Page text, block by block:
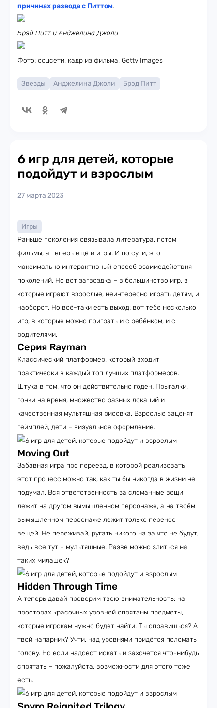
причинах развода с Питтом.
Брэд Питт и Анджелина Джоли
Фото: соцсети, кадр из фильма, Getty Images
Звезды Анджелина Джоли Брэд Питт
6 игр для детей, которые
подойдут и взрослым
27 марта 2023
Игры
Раньше поколения связывала литература, потом
фильмы, а теперь ещё и игры. И по сути, это
максимально интерактивный способ взаимодействия
поколений. Но вот загвоздка – в большинство игр, в
которые играют взрослые, неинтересно играть детям, и
наоборот. Но всё-таки есть выход: вот тебе несколько
игр, в которые можно поиграть и с ребёнком, и с
родителями.
Серия Rayman
Классический платформер, который входит
практически в каждый топ лучших платформеров.
Штука в том, что он действительно годен. Прыгалки,
гонки на время, множество разных локаций и
качественная мультяшная рисовка. Взрослые заценят
геймплей, дети – визуальное оформление.
Moving Out
Забавная игра про переезд, в которой реализовать
этот процесс можно так, как ты бы никогда в жизни не
подумал. Вся ответственность за сломанные вещи
лежит на другом вымышленном персонаже, а на твоём
вымышленном персонаже лежит только перенос
вещей. Не переживай, ругать никого на за что не будут,
ведь все тут – мультяшные. Разве можно злиться на
таких милашек?
Hidden Through Time
А теперь давай проверим твою внимательность: на
просторах красочных уровней спрятаны предметы,
которые игрокам нужно будет найти. Ты справишься? А
твой напарник? Учти, над уровнями придётся поломать
голову. Но если надоест искать и захочется что-нибудь
спрятать – пожалуйста, возможности для этого тоже
есть.